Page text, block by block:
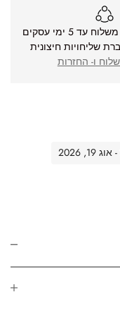
משלוח עד 5 ימי עסקים
שליחויות חיצונית
ו- החזרות